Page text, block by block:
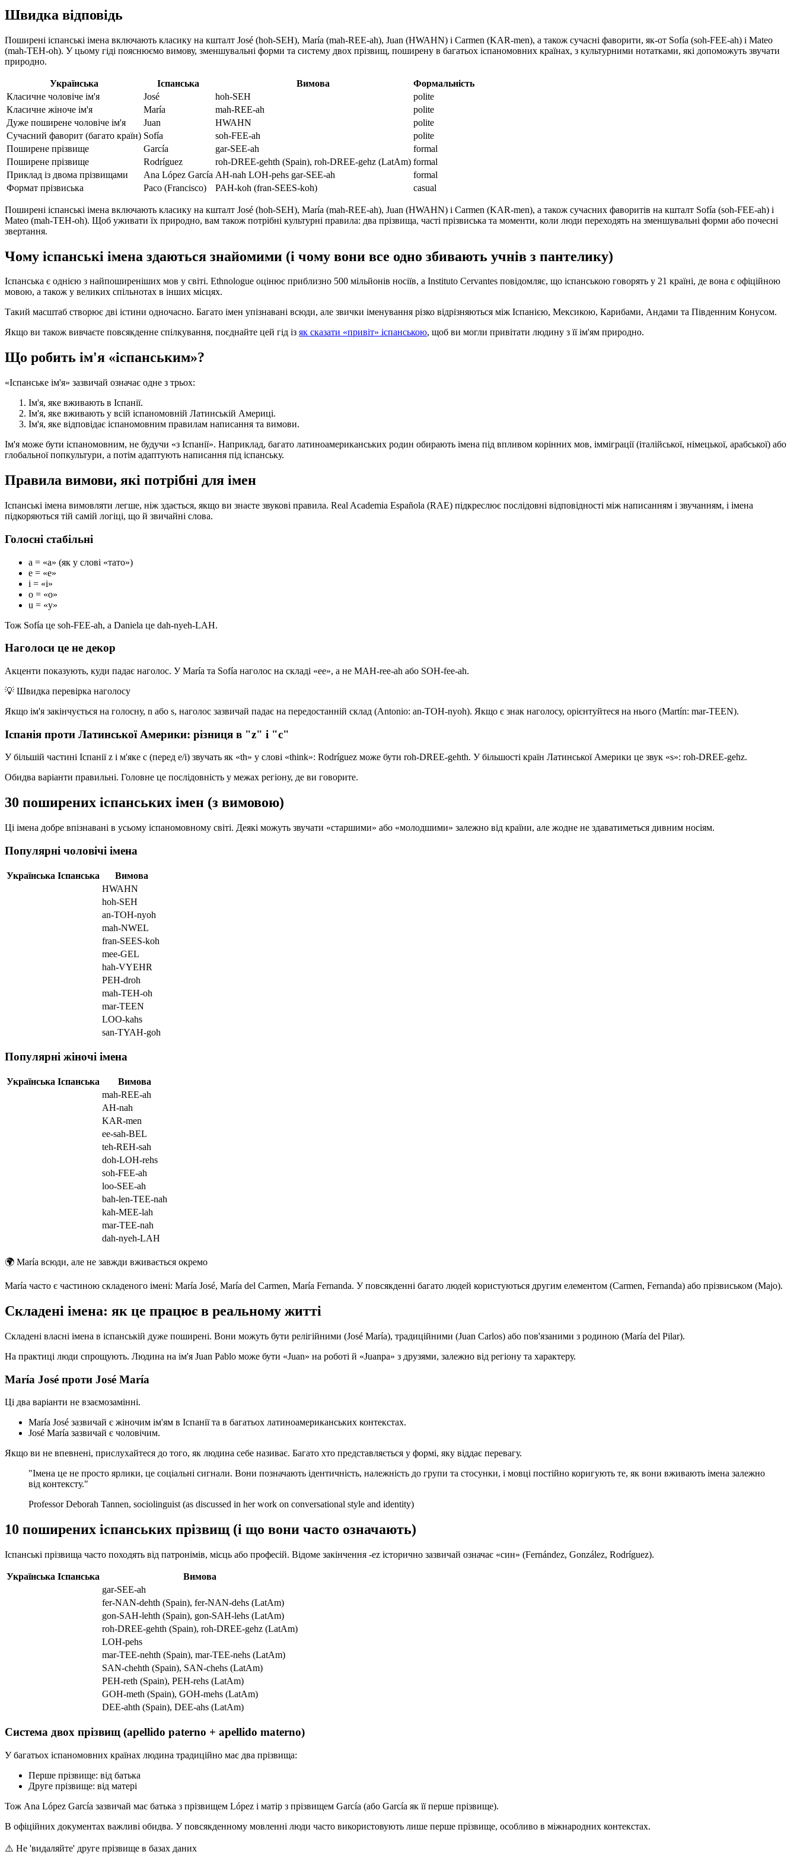
Швидка відповідь
Поширені іспанські імена включають класику на кшталт José (hoh-SEH), María (mah-REE-ah), Juan (HWAHN) і Carmen (KAR-men), а також сучасні фаворити, як-от Sofía (soh-FEE-ah) і Mateo
(mah-TEH-oh). У цьому гіді пояснюємо вимову, зменшувальні форми та систему двох прізвищ, поширену в багатьох іспаномовних країнах, з культурними нотатками, які допоможуть звучати
природно.
Українська Іспанська Вимова
Формальність
Класичне чоловіче ім'я
José hoh-SEH
polite
Класичне жіноче ім'я
María mah-REE-ah
polite
Дуже поширене чоловіче ім'я
Juan HWAHN
polite
Сучасний фаворит (багато країн) Sofía soh-FEE-ah
polite
Поширене прізвище
García gar-SEE-ah
formal
Поширене прізвище
Rodríguez roh-DREE-gehth (Spain), roh-DREE-gehz (LatAm) formal
Приклад із двома прізвищами
Ana López García AH-nah LOH-pehs gar-SEE-ah
formal
Формат прізвиська
Paco (Francisco) PAH-koh (fran-SEES-koh) casual
Поширені іспанські імена включають класику на кшталт José (hoh-SEH), María (mah-REE-ah), Juan (HWAHN) і Carmen (KAR-men), а також сучасних фаворитів на кшталт Sofía (soh-FEE-ah) і
Mateo (mah-TEH-oh). Щоб уживати їх природно, вам також потрібні культурні правила: два прізвища, часті прізвиська та моменти, коли люди переходять на зменшувальні форми або почесні
звертання.
Чому іспанські імена здаються знайомими (і чому вони все одно збивають учнів з пантелику)
Іспанська є однією з найпоширеніших мов у світі. Ethnologue оцінює приблизно 500 мільйонів носіїв, а Instituto Cervantes повідомляє, що іспанською говорять у 21 країні, де вона є офіційною
мовою, а також у великих спільнотах в інших місцях.
Такий масштаб створює дві істини одночасно. Багато імен упізнавані всюди, але звички іменування різко відрізняються між Іспанією, Мексикою, Карибами, Андами та Південним Конусом.
Якщо ви також вивчаєте повсякденне спілкування, поєднайте цей гід із як сказати «привіт» іспанською, щоб ви могли привітати людину з її ім'ям природно.
Що робить ім'я «іспанським»?
«Іспанське ім'я» зазвичай означає одне з трьох:
Ім'я, яке вживають в Іспанії.
Ім'я, яке вживають у всій іспаномовній Латинській Америці.
Ім'я, яке відповідає іспаномовним правилам написання та вимови.
Ім'я може бути іспаномовним, не будучи «з Іспанії». Наприклад, багато латиноамериканських родин обирають імена під впливом корінних мов, імміграції (італійської, німецької, арабської) або
глобальної попкультури, а потім адаптують написання під іспанську.
Правила вимови, які потрібні для імен
Іспанські імена вимовляти легше, ніж здається, якщо ви знаєте звукові правила. Real Academia Española (RAE) підкреслює послідовні відповідності між написанням і звучанням, і імена
підкоряються тій самій логіці, що й звичайні слова.
Голосні стабільні
a = «а» (як у слові «тато»)
e = «е»
i = «і»
o = «о»
u = «у»
Тож Sofía це soh-FEE-ah, а Daniela це dah-nyeh-LAH.
Наголоси це не декор
Акценти показують, куди падає наголос. У María та Sofía наголос на складі «ee», а не MAH-ree-ah або SOH-fee-ah.
💡 Швидка перевірка наголосу
Якщо ім'я закінчується на голосну, n або s, наголос зазвичай падає на передостанній склад (Antonio: an-TOH-nyoh). Якщо є знак наголосу, орієнтуйтеся на нього (Martín: mar-TEEN).
Іспанія проти Латинської Америки: різниця в "z" і "c"
У більшій частині Іспанії z і м'яке c (перед e/i) звучать як «th» у слові «think»: Rodríguez може бути roh-DREE-gehth. У більшості країн Латинської Америки це звук «s»: roh-DREE-gehz.
Обидва варіанти правильні. Головне це послідовність у межах регіону, де ви говорите.
30 поширених іспанських імен (з вимовою)
Ці імена добре впізнавані в усьому іспаномовному світі. Деякі можуть звучати «старшими» або «молодшими» залежно від країни, але жодне не здаватиметься дивним носіям.
Популярні чоловічі імена
Українська Іспанська
Вимова
HWAHN
hoh-SEH
an-TOH-nyoh
mah-NWEL
fran-SEES-koh
mee-GEL
hah-VYEHR
PEH-droh
mah-TEH-oh
mar-TEEN
LOO-kahs
san-TYAH-goh
Популярні жіночі імена
Українська Іспанська
Вимова
mah-REE-ah
AH-nah
KAR-men
ee-sah-BEL
teh-REH-sah
doh-LOH-rehs
soh-FEE-ah
loo-SEE-ah
bah-len-TEE-nah
kah-MEE-lah
mar-TEE-nah
dah-nyeh-LAH
🌍 María всюди, але не завжди вживається окремо
María часто є частиною складеного імені: María José, María del Carmen, María Fernanda. У повсякденні багато людей користуються другим елементом (Carmen, Fernanda) або прізвиськом (Majo).
Складені імена: як це працює в реальному житті
Складені власні імена в іспанській дуже поширені. Вони можуть бути релігійними (José María), традиційними (Juan Carlos) або пов'язаними з родиною (María del Pilar).
На практиці люди спрощують. Людина на ім'я Juan Pablo може бути «Juan» на роботі й «Juanpa» з друзями, залежно від регіону та характеру.
María José проти José María
Ці два варіанти не взаємозамінні.
María José зазвичай є жіночим ім'ям в Іспанії та в багатьох латиноамериканських контекстах.
José María зазвичай є чоловічим.
Якщо ви не впевнені, прислухайтеся до того, як людина себе називає. Багато хто представляється у формі, яку віддає перевагу.
"Імена це не просто ярлики, це соціальні сигнали. Вони позначають ідентичність, належність до групи та стосунки, і мовці постійно коригують те, як вони вживають імена залежно
від контексту."
Professor Deborah Tannen, sociolinguist (as discussed in her work on conversational style and identity)
10 поширених іспанських прізвищ (і що вони часто означають)
Іспанські прізвища часто походять від патронімів, місць або професій. Відоме закінчення -ez історично зазвичай означає «син» (Fernández, González, Rodríguez).
Українська Іспанська
Вимова
gar-SEE-ah
fer-NAN-dehth (Spain), fer-NAN-dehs (LatAm)
gon-SAH-lehth (Spain), gon-SAH-lehs (LatAm)
roh-DREE-gehth (Spain), roh-DREE-gehz (LatAm)
LOH-pehs
mar-TEE-nehth (Spain), mar-TEE-nehs (LatAm)
SAN-chehth (Spain), SAN-chehs (LatAm)
PEH-reth (Spain), PEH-rehs (LatAm)
GOH-meth (Spain), GOH-mehs (LatAm)
DEE-ahth (Spain), DEE-ahs (LatAm)
Система двох прізвищ (apellido paterno + apellido materno)
У багатьох іспаномовних країнах людина традиційно має два прізвища:
Перше прізвище: від батька
Друге прізвище: від матері
Тож Ana López García зазвичай має батька з прізвищем López і матір з прізвищем García (або García як її перше прізвище).
В офіційних документах важливі обидва. У повсякденному мовленні люди часто використовують лише перше прізвище, особливо в міжнародних контекстах.
⚠️ Не 'видаляйте' друге прізвище в базах даних